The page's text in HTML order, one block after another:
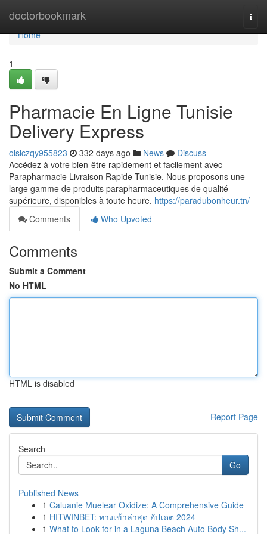
doctorbookmark
Home
Home
1
Pharmacie En Ligne Tunisie
Delivery Express
oisiczqy955823 332 days ago News
Discuss
Accédez à votre bien-être rapidement et facilement avec
Parapharmacie Livraison Rapide Tunisie. Nous proposons une
large gamme de produits parapharmaceutiques de qualité
supérieure, disponibles à toute heure. https://paradubonheur.tn/
Comments
Who Upvoted
Comments
Submit a Comment
No HTML
HTML is disabled
Report Page
Search
Go
Published News
1 Caluanie Muelear Oxidize: A Comprehensive Guide
1 HITWINBET: ทางเข้าล่าสุด อัปเดต 2024
1 What to Look for in a Laguna Beach Auto Body Sh...